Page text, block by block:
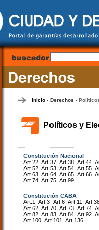
Inicio- Derechos -
Políticos y
Constitución Nacional
Art.22 Art.37 Art.38 Art.44
Art.52 Art.53 Art.54 Art.55
Art.63 Art.64 Art.65 Art.66
Art.74 Art.75 Art.99
Constitución CABA
Art.1
Art.3 Art.6 Art.11
Art.62 Art.70 Art.73 Art.74
Art.82 Art.83 Art.84 Art.92
Art.100 Art.101 Art.136